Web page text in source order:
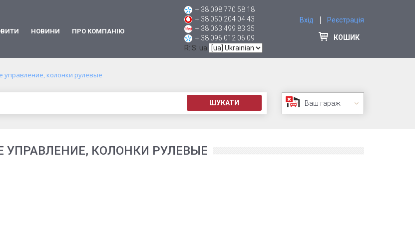
НОВИНИ ПРО КОМПАНІЮ
+ 38 098 770 58 18
+ 38 050 204 04 43
+ 38 063 499 83 35
+ 38 096 012 06 09
R: S: ua
Вхід Реєстрація
КОШИК
управление, колонки рулевые
ШУКАТИ Ваш гараж
УПРАВЛЕНИЕ, КОЛОНКИ РУЛЕВЫЕ